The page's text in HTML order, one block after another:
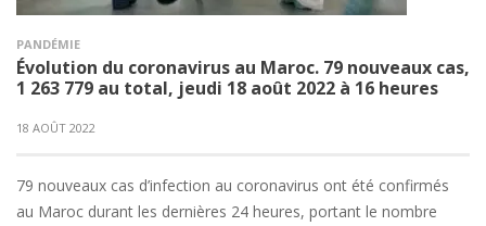
PANDÉMIE
Évolution du coronavirus au Maroc. 79 nouveaux cas,
1 263 779 au total, jeudi 18 août 2022 à 16 heures
18 AOÛT 2022
79 nouveaux cas d’infection au coronavirus ont été confirmés
au Maroc durant les dernières 24 heures, portant le nombre